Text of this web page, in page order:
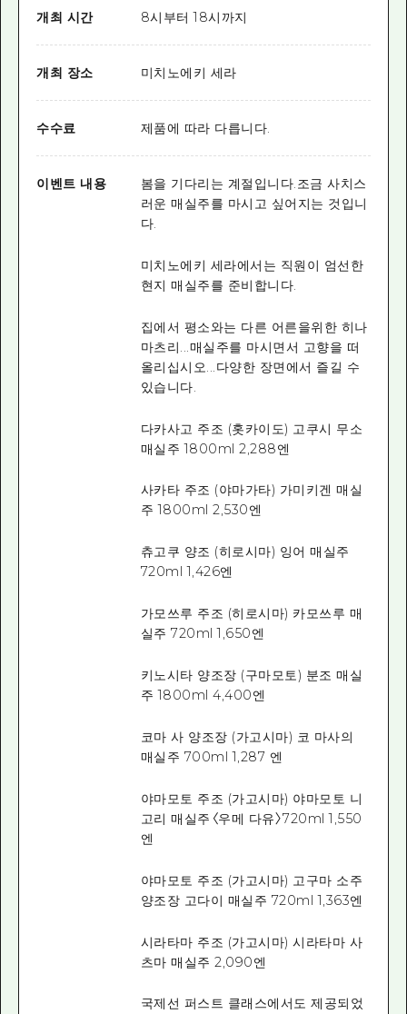
개최 시간 8시부터 18시까지
개최 장소 미치노에키 세라
수수료 제품에 따라 다릅니다.
이벤트 내용
봄을 기다리는 계절입니다.조금 사치스
러운 매실주를 마시고 싶어지는 것입니
다.
미치노에키 세라에서는 직원이 엄선한
현지 매실주를 준비합니다.
집에서 평소와는 다른 어른을위한 히나
마츠리...매실주를 마시면서 고향을 떠
올리십시오...다양한 장면에서 즐길 수
있습니다.
다카사고 주조 (홋카이도) 고쿠시 무소
매실주 1800ml 2,288엔
사카타 주조 (야마가타) 가미키겐 매실
주 1800ml 2,530엔
츄고쿠 양조 (히로시마) 잉어 매실주
720ml 1,426엔
가모쓰루 주조 (히로시마) 카모쓰루 매
실주 720ml 1,650엔
키노시타 양조장 (구마모토) 분조 매실
주 1800ml 4,400엔
코마 사 양조장 (가고시마) 코 마사의
매실주 700ml 1,287 엔
야마모토 주조 (가고시마) 야마모토 니
고리 매실주〈우메 다유〉720ml 1,550
엔
야마모토 주조 (가고시마) 고구마 소주
양조장 고다이 매실주 720ml 1,363엔
시라타마 주조 (가고시마) 시라타마 사
츠마 매실주 2,090엔
국제선 퍼스트 클래스에서도 제공되었